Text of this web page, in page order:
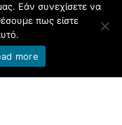
βασισμένο στο
Εάν συνεχίσετε να
πως είστε
more